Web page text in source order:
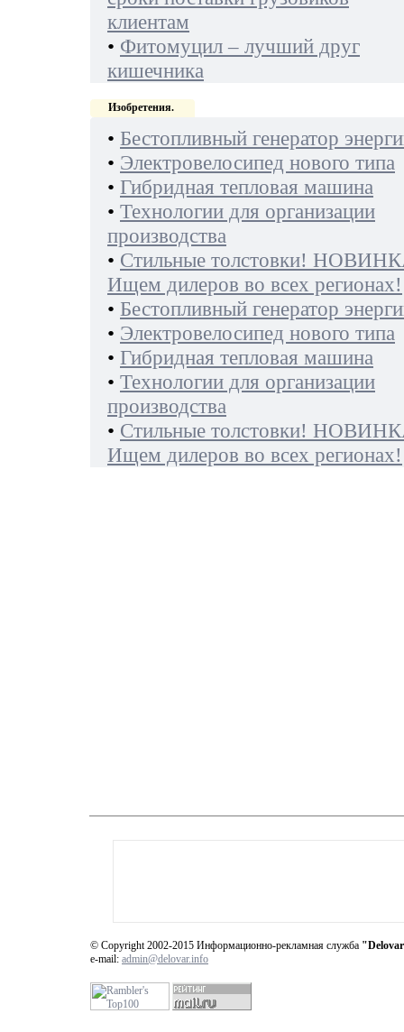
клиентам
• Фитомуцил – лучший друг
кишечника
Изобретения.
• Бестопливный генератор
• Электровелосипед нового типа
• Гибридная тепловая машина
• Технологии для организации
производства
• Стильные толстовки!
Ищем дилеров во всех регионах!
• Бестопливный генератор
• Электровелосипед нового типа
• Гибридная тепловая машина
• Технологии для организации
производства
• Стильные толстовки!
Ищем дилеров во всех регионах!
© Copyright 2002-2015 Информационно-рекламная служба
e-mail: admin@delovar.info